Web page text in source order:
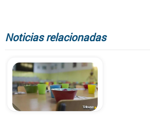
Noticias relacionadas